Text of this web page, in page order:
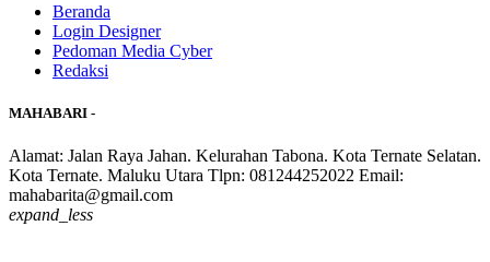
Beranda
Login Designer
Pedoman Media Cyber
Redaksi
MAHABARI -
Alamat: Jalan Raya Jahan. Kelurahan Tabona. Kota Ternate Selatan.
Kota Ternate. Maluku Utara Tlpn: 081244252022 Email:
mahabarita@gmail.com
expand_less